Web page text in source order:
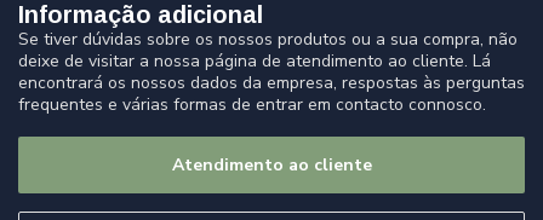
Informação adicional
Se tiver dúvidas sobre os nossos produtos ou a sua compra, não
deixe de visitar a nossa página de atendimento ao cliente. Lá
encontrará os nossos dados da empresa, respostas às perguntas
frequentes e várias formas de entrar em contacto connosco.
Atendimento ao cliente